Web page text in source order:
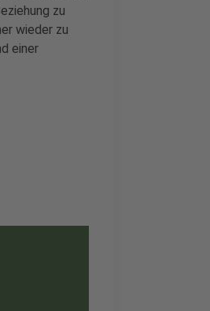
zu
wieder zu
einer